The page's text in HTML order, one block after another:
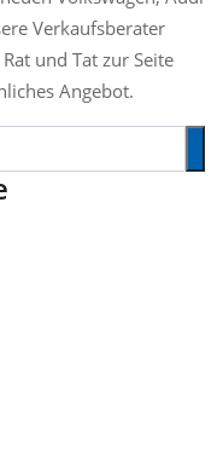
Verkaufsberater
und Tat zur Seite
Angebot.